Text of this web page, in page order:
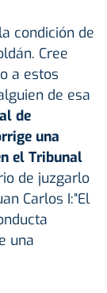
condición de
Cree
a estos
de esa
de
una
el Tribunal
de juzgarlo
Carlos I:“El
una